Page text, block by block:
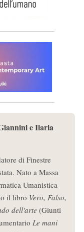
e Ilaria
di Finestre
Nato a Massa
Umanistica
il libro Vero, Falso,
dell'arte (Giunti
Le mani